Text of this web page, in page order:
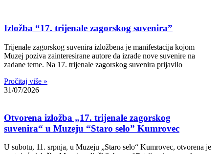
Izložba “17. trijenale zagorskog suvenira”
Trijenale zagorskog suvenira izložbena je manifestacija kojom
Muzej poziva zainteresirane autore da izrade nove suvenire na
zadane teme. Na 17. trijenale zagorskog suvenira prijavilo
Pročitaj više »
31/07/2026
Otvorena izložba „17. trijenale zagorskog
suvenira“ u Muzeju “Staro selo” Kumrovec
U subotu, 11. srpnja, u Muzeju „Staro selo“ Kumrovec, otvorena je